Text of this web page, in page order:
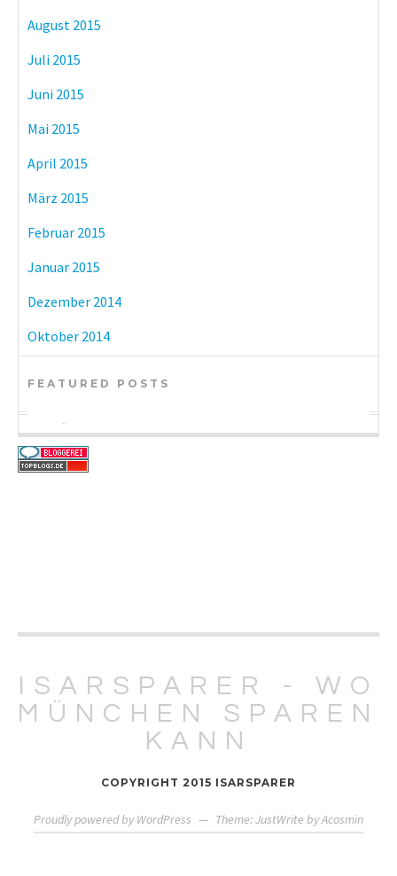
August 2015
Juli 2015
Juni 2015
Mai 2015
April 2015
März 2015
Februar 2015
Januar 2015
Dezember 2014
Oktober 2014
FEATURED POSTS
eBook-Reader im Vergleich: Tolino vs.
Kindle Paperwhite
Münchner Museen mit freiem Eintritt
oder Sparmöglichkeiten beim
DIY-Adventskalender zum kleinen Preis
ISARSPARER - WO
MÜNCHEN SPAREN
KANN
COPYRIGHT 2015 ISARSPARER
Proudly powered by WordPress — Theme: JustWrite byAcosmin